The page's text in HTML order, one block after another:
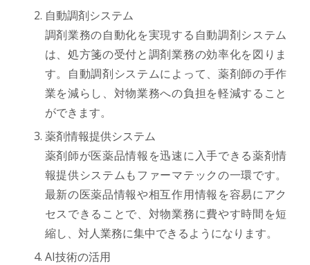
自動調剤システム
調剤業務の自動化を実現する自動調剤システム
は、処方箋の受付と調剤業務の効率化を図りま
す。自動調剤システムによって、薬剤師の手作
業を減らし、対物業務への負担を軽減すること
ができます。
薬剤情報提供システム
薬剤師が医薬品情報を迅速に入手できる薬剤情
報提供システムもファーマテックの一環です。
最新の医薬品情報や相互作用情報を容易にアク
セスできることで、対物業務に費やす時間を短
縮し、対人業務に集中できるようになります。
AI技術の活用